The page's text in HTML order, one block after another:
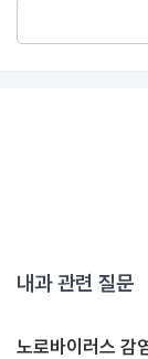
내과관련 질문
노로바이러스 감